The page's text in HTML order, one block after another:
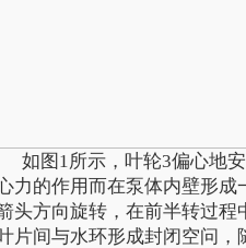
如图1所示，叶轮3偏心地安
力的作用而在泵体内壁形
头方向旋转，在前半转过
片间与水环形成封闭空问